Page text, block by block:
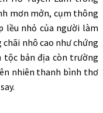
mơn mởn, cụm thông
lều nhỏ của người làm
nhô cao như chứng
tộc bản địa còn trường
nhiên thanh bình thơ